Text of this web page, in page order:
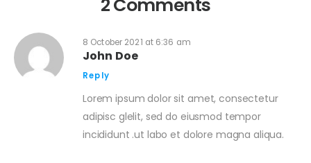
2 Comments
8 October 2021 at 6:36 am
John Doe
Reply
Lorem ipsum dolor sit amet, consectetur
adipisc glelit, sed do eiusmod tempor
incididunt .ut labo et dolore magna aliqua.